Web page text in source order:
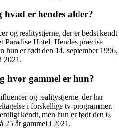
er hendes alder?
og realitystjerne, der er bedst kendt
Paradise Hotel. Hendes præcise
hun er født den 14. september 1996,
2021.
hvor gammel er hun?
og realitystjerne, der har
i forskellige tv-programmer.
kendt, men hun er født den 6.
25 år gammel i 2021.